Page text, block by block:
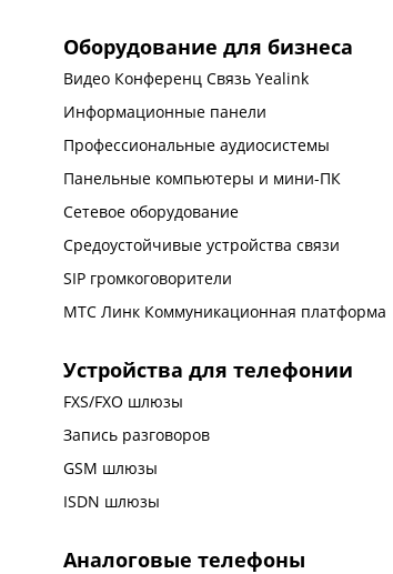
Оборудование для бизнеса
Видео Конференц Связь Yealink
Информационные панели
Профессиональные аудиосистемы
Панельные компьютеры и мини-ПК
Сетевое оборудование
Средоустойчивые устройства связи
SIP громкоговорители
МТС Линк Коммуникационная платформа
Устройства для телефонии
FXS/FXO шлюзы
Запись разговоров
GSM шлюзы
ISDN шлюзы
Аналоговые телефоны